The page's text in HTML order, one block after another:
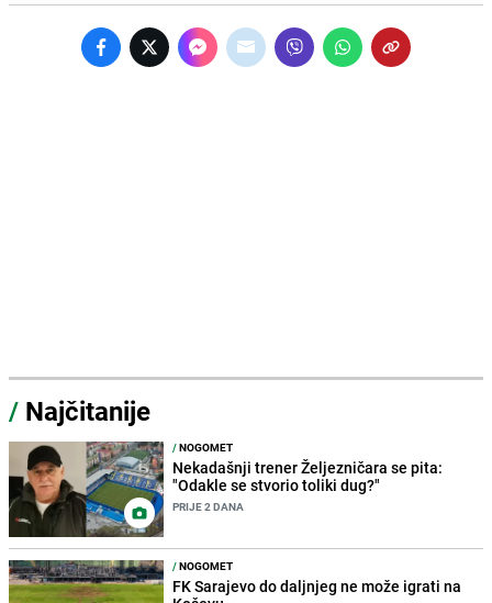
/ Najčitanije
/NOGOMET
Nekadašnji trener Željezničara se pita:
"Odakle se stvorio toliki dug?"
PRIJE 2 DANA
/NOGOMET
FK Sarajevo do daljnjeg ne može igrati na